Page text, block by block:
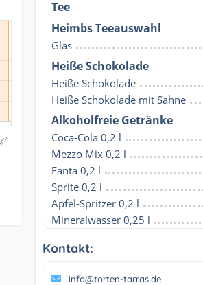
Tee
Heimbs Teeauswahl
Glas
Heiße Schokolade
Heiße Schokolade
Heiße Schokolade mit Sahne
Alkoholfreie Getränke
Coca-Cola 0,2 l
Mezzo Mix 0,2 l
Fanta 0,2 l
Sprite 0,2 l
Apfel-Spritzer 0,2 l
Mineralwasser 0,25 l
Kontakt:
info@torten-tarras.de